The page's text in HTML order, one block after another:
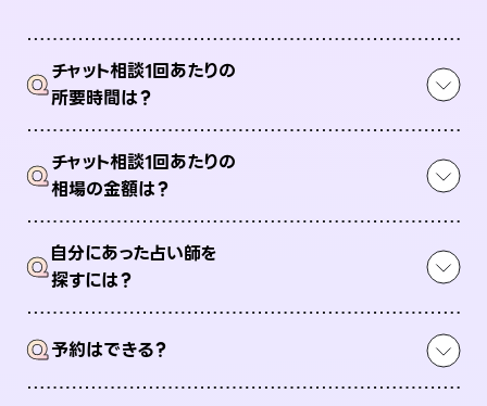
Qチャット相談1回あたりの
所要時間は？
Qチャット相談1回あたりの
相場の金額は？
Q自分にあった占い師を
探すには？
Q予約はできる？